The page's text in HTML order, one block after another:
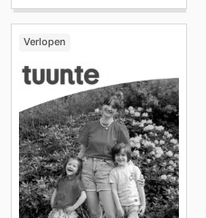
Verlopen